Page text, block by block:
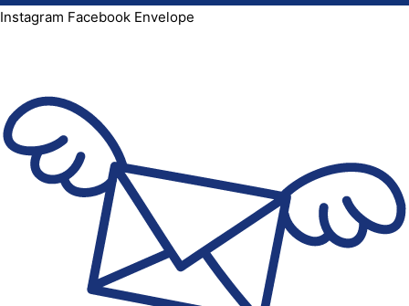
Instagram Facebook Envelope